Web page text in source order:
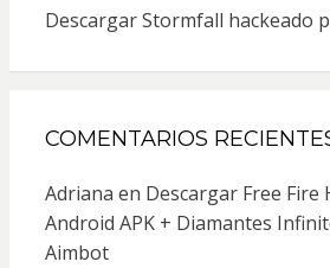
Descargar Stormfall hackeado
COMENTARIOS
Adriana en Descargar Free Fire
Android APK + Diamantes
Aimbot